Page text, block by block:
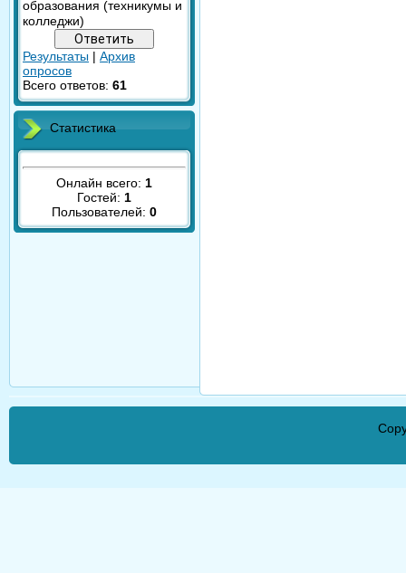
образования (техникумы и
колледжи)
Результаты | Архив
опросов
Всего ответов: 61
Статистика
Онлайн всего: 1
Гостей: 1
Пользователей: 0